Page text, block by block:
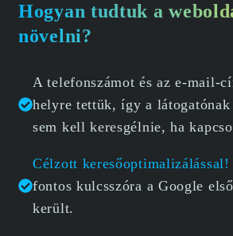
Hogyan tudtuk a
növelni?
A telefonszámot és az e-mail-
helyre tettük, így a
sem kell keresgélnie, ha
Célzott keresőoptimalizálással!
fontos kulcsszóra a Google
került.